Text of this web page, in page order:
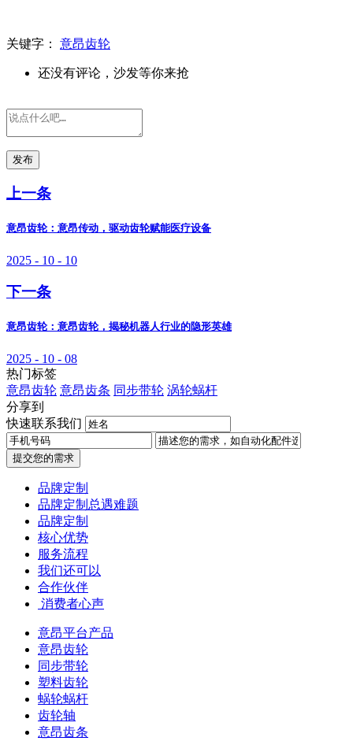
关键字： 意昂齿轮
还没有评论，沙发等你来抢
发布
上一条
意昂齿轮：意昂传动，驱动齿轮赋能医疗设备
2025 - 10 - 10
下一条
意昂齿轮：意昂齿轮，揭秘机器人行业的隐形英雄
2025 - 10 - 08
热门标签
意昂齿轮 意昂齿条 同步带轮 涡轮蜗杆
分享到
快速联系我们
提交您的需求
品牌定制
品牌定制总遇难题
品牌定制
核心优势
服务流程
我们还可以
合作伙伴
​ 消费者心声
意昂平台产品
意昂齿轮
同步带轮
塑料齿轮
蜗轮蜗杆
齿轮轴
意昂齿条